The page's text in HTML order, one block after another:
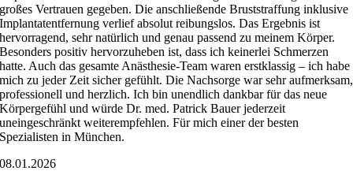
großes Vertrauen gegeben. Die anschließende Bruststraffung inklusive
Implantatentfernung verlief absolut reibungslos. Das Ergebnis ist
hervorragend, sehr natürlich und genau passend zu meinem Körper.
Besonders positiv hervorzuheben ist, dass ich keinerlei Schmerzen
hatte. Auch das gesamte Anästhesie-Team waren erstklassig – ich habe
mich zu jeder Zeit sicher gefühlt. Die Nachsorge war sehr aufmerksam,
professionell und herzlich. Ich bin unendlich dankbar für das neue
Körpergefühl und würde Dr. med. Patrick Bauer jederzeit
uneingeschränkt weiterempfehlen. Für mich einer der besten
Spezialisten in München.
08.01.2026